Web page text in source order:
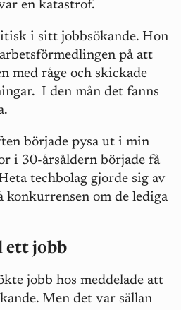
en katastrof.
i sitt jobbsökande. Hon
på att
med råge och skickade
I den mån det fanns
började pysa ut i min
i 30-årsåldern började få
techbolag gjorde sig av
konkurrensen om de lediga
ett jobb
jobb hos meddelade att
Men det var sällan